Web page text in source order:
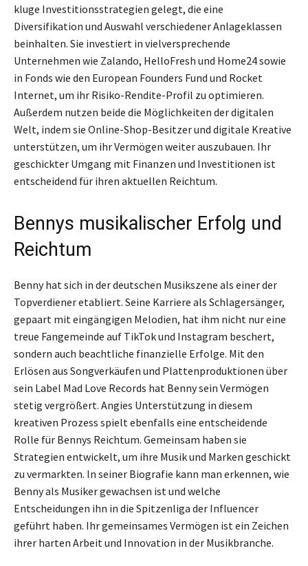
kluge Investitionsstrategien gelegt, die eine
Diversifikation und Auswahl verschiedener Anlageklassen
beinhalten. Sie investiert in vielversprechende
Unternehmen wie Zalando, HelloFresh und Home24 sowie
in Fonds wie den European Founders Fund und Rocket
Internet, um ihr Risiko-Rendite-Profil zu optimieren.
Außerdem nutzen beide die Möglichkeiten der digitalen
Welt, indem sie Online-Shop-Besitzer und digitale Kreative
unterstützen, um ihr Vermögen weiter auszubauen. Ihr
geschickter Umgang mit Finanzen und Investitionen ist
entscheidend für ihren aktuellen Reichtum.
Bennys musikalischer Erfolg und
Reichtum
Benny hat sich in der deutschen Musikszene als einer der
Topverdiener etabliert. Seine Karriere als Schlagersänger,
gepaart mit eingängigen Melodien, hat ihm nicht nur eine
treue Fangemeinde auf TikTok und Instagram beschert,
sondern auch beachtliche finanzielle Erfolge. Mit den
Erlösen aus Songverkäufen und Plattenproduktionen über
sein Label Mad Love Records hat Benny sein Vermögen
stetig vergrößert. Angies Unterstützung in diesem
kreativen Prozess spielt ebenfalls eine entscheidende
Rolle für Bennys Reichtum. Gemeinsam haben sie
Strategien entwickelt, um ihre Musik und Marken geschickt
zu vermarkten. In seiner Biografie kann man erkennen, wie
Benny als Musiker gewachsen ist und welche
Entscheidungen ihn in die Spitzenliga der Influencer
geführt haben. Ihr gemeinsames Vermögen ist ein Zeichen
ihrer harten Arbeit und Innovation in der Musikbranche.